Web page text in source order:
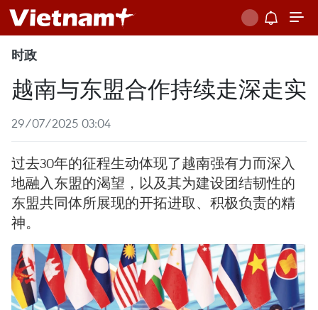
时政
越南与东盟合作持续走深走实
29/07/2025 03:04
过去30年的征程生动体现了越南强有力而深入
地融入东盟的渴望，以及其为建设团结韧性的
东盟共同体所展现的开拓进取、积极负责的精
神。